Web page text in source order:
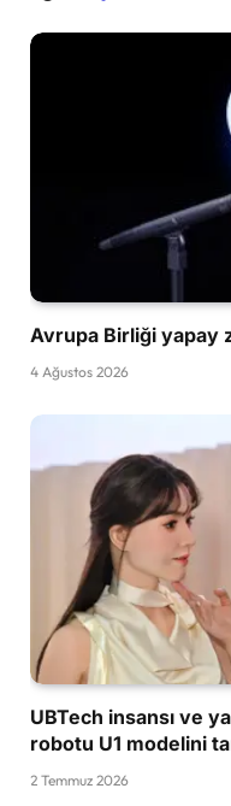
Avrupa Birliği yapay
4 Ağustos 2026
UBTech insansı ve
robotu U1 modelini
2 Temmuz 2026